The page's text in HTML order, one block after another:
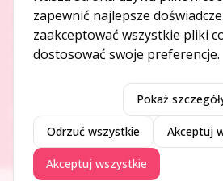
O NAS
O serwisie
Kontakt
DODAJ I PROMUJ
Dodaj ogłoszenie
Dodaj firmę
zapewnić najlepsze
zaakceptować wszystkie pliki
dostosować swoje preferencje.
Pokaż
Odrzuć wszystkie Akceptuj
Akceptuj wszystkie